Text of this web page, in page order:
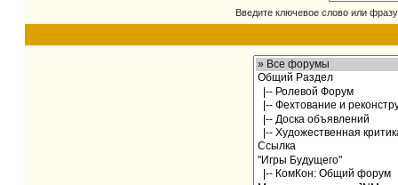
Введите ключевое слово или